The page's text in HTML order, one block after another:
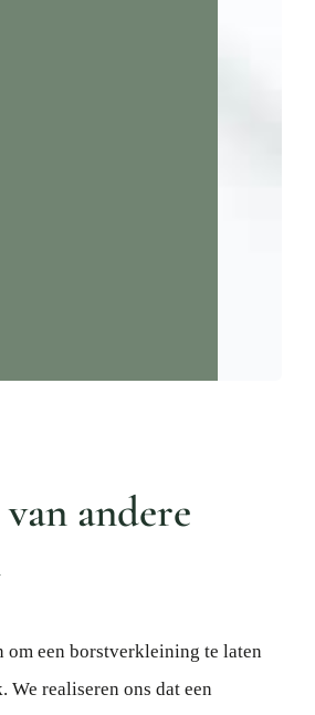
andere
om een borstverkleining te laten
We realiseren ons dat een